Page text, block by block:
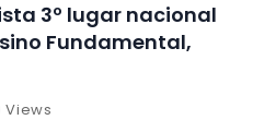
3º lugar nacional
Fundamental,
Views